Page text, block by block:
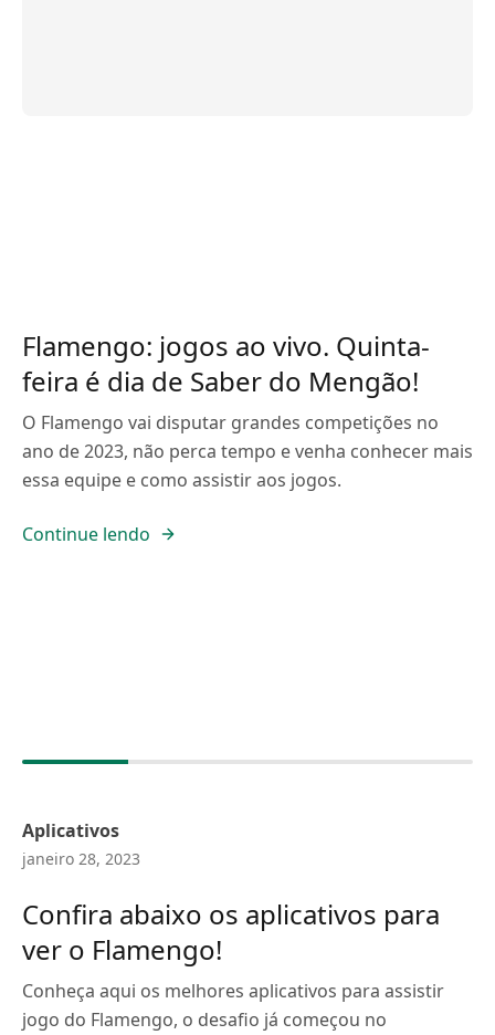
Flamengo: jogos ao vivo. Quinta-
feira é dia de Saber do Mengão!
O Flamengo vai disputar grandes competições no
ano de 2023, não perca tempo e venha conhecer mais
essa equipe e como assistir aos jogos.
Continue lendo
Aplicativos
janeiro 28, 2023
Confira abaixo os aplicativos para
ver o Flamengo!
Conheça aqui os melhores aplicativos para assistir
jogo do Flamengo, o desafio já começou no